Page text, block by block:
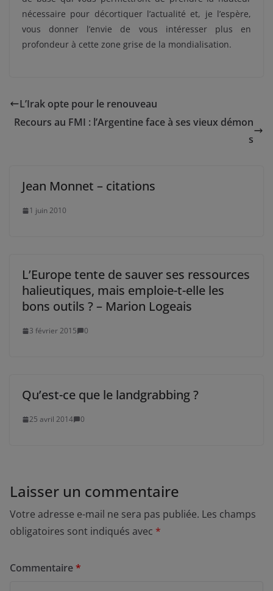
nécessaire pour décortiquer l’actualité et, je l’espère,
vous donner l’envie de vous intéresser plus en
profondeur à cette zone grise de la mondialisation.
L’Irak opte pour le renouveau
Recours au FMI : l’Argentine face à ses vieux démon
s
Jean Monnet – citations
1 juin 2010
L’Europe tente de sauver ses ressources
halieutiques, mais emploie-t-elle les
bons outils ? – Marion Logeais
3 février 2015 0
Qu’est-ce que le landgrabbing ?
25 avril 2014 0
Laisser un commentaire
Votre adresse e-mail ne sera pas publiée. Les champs
obligatoires sont indiqués avec *
Commentaire*